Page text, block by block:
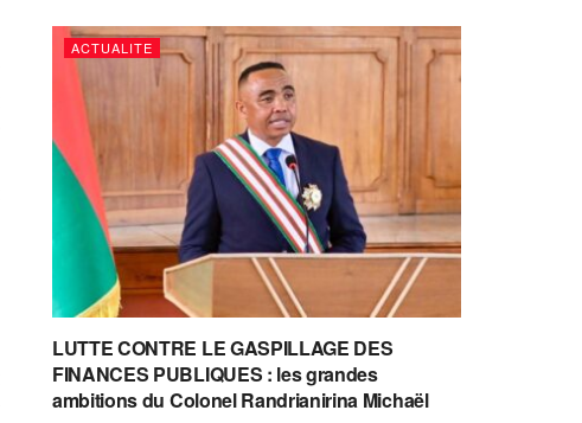
ACTUALITE
LUTTE CONTRE LE GASPILLAGE DES
FINANCES PUBLIQUES : les grandes
ambitions du Colonel Randrianirina Michaël